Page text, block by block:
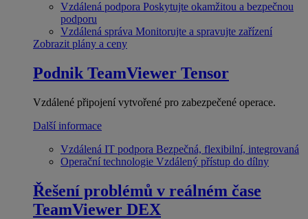
Vzdálená podpora Poskytujte okamžitou a bezpečnou
podporu
Vzdálená správa Monitorujte a spravujte zařízení
Zobrazit plány a ceny
Podnik TeamViewer Tensor
Vzdálené připojení vytvořené pro zabezpečené operace.
Další informace
Vzdálená IT podpora Bezpečná, flexibilní, integrovaná
Operační technologie Vzdálený přístup do dílny
Řešení problémů v reálném čase
TeamViewer DEX